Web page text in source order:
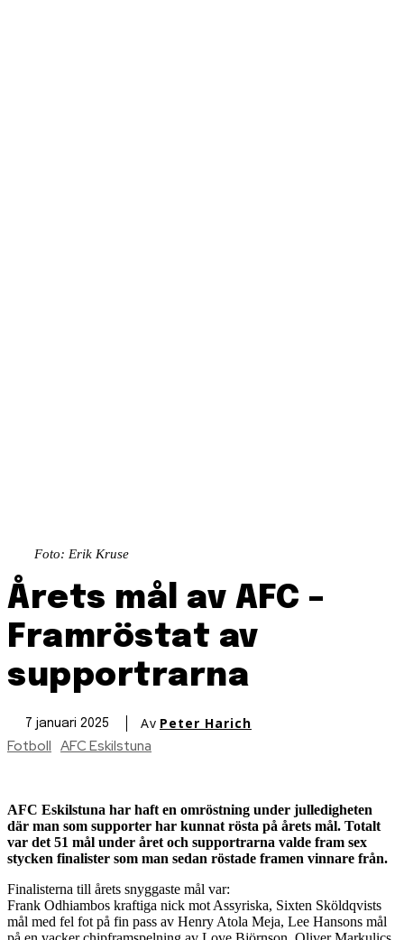
Foto: Erik Kruse
Årets mål av AFC –
Framröstat av
supportrarna
7 januari 2025 Av Peter Harich
Fotboll AFC Eskilstuna
AFC Eskilstuna har haft en omröstning under julledigheten
där man som supporter har kunnat rösta på årets mål. Totalt
var det 51 mål under året och supportrarna valde fram sex
stycken finalister som man sedan röstade framen vinnare från.
Finalisterna till årets snyggaste mål var:
Frank Odhiambos kraftiga nick mot Assyriska, Sixten Sköldqvists
mål med fel fot på fin pass av Henry Atola Meja, Lee Hansons mål